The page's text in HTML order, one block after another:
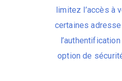
limitez l’accès à
certaines
option de